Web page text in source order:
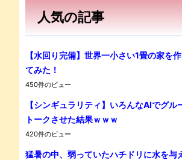
人気の記事
【水回り完備】世界一小さい1畳の家を
てみた！
450件のビュー
【シンギュラリティ】いろんなAIでグル
トークさせた結果ｗｗｗ
420件のビュー
猛暑の中、弱っていたハチドリに水を与